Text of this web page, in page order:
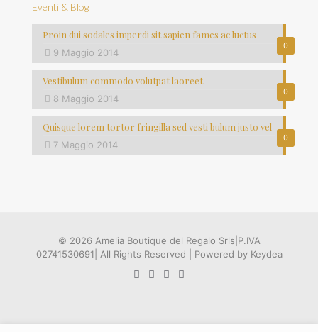
Eventi & Blog
0
Proin dui sodales imperdi sit sapien fames ac luctus
9 Maggio 2014
0
Vestibulum commodo volutpat laoreet
8 Maggio 2014
0
Quisque lorem tortor fringilla sed vesti bulum justo vel
7 Maggio 2014
© 2026 Amelia Boutique del Regalo Srls|P.IVA
02741530691| All Rights Reserved | Powered by Keydea